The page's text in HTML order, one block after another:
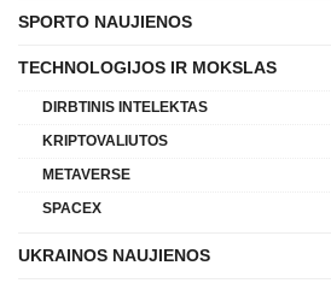
SPORTO NAUJIENOS
TECHNOLOGIJOS IR MOKSLAS
DIRBTINIS INTELEKTAS
KRIPTOVALIUTOS
METAVERSE
SPACEX
UKRAINOS NAUJIENOS